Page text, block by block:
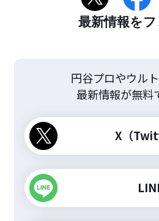
最新情報を
円谷プロやウル
最新情報が無料
X（